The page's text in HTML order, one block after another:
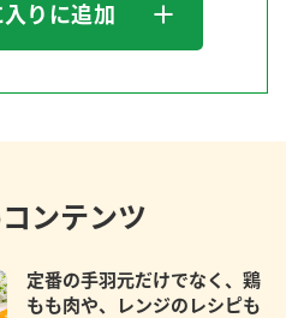
りに追加
ンテンツ
定番の手羽元だけでなく、鶏
もも肉や、レンジのレシピも